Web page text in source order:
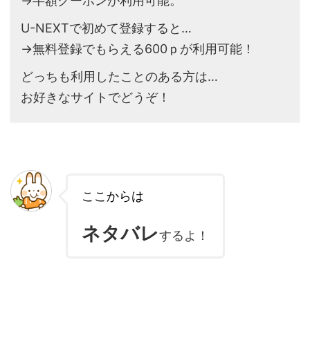
U-NEXTで初めて登録すると…
→無料登録でもらえる600ｐが利用可能！
どっちも利用したことのある方は…
お好きなサイトでどうぞ！
ここからは
ネタバレするよ！